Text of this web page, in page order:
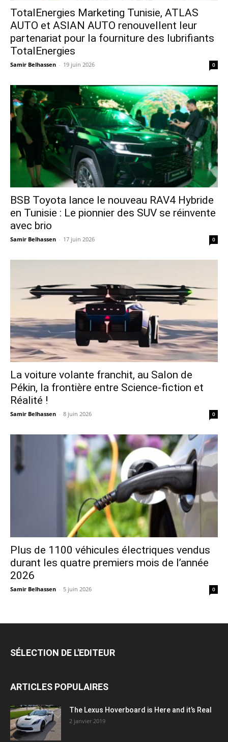
TotalEnergies Marketing Tunisie, ATLAS
AUTO et ASIAN AUTO renouvellent leur
partenariat pour la fourniture des lubrifiants
TotalEnergies
Samir Belhassen - 19 juin 2026 0
​BSB Toyota lance le nouveau RAV4 Hybride
en Tunisie : Le pionnier des SUV se réinvente
avec brio
Samir Belhassen - 17 juin 2026 0
La voiture volante franchit, au Salon de
Pékin, la frontière entre Science-fiction et
Réalité !
Samir Belhassen - 8 juin 2026 0
Plus de 1100 véhicules électriques vendus
durant les quatre premiers mois de l’année
2026
Samir Belhassen - 5 juin 2026 0
SÉLECTION DE L'EDITEUR
ARTICLES POPULAIRES
The Lexus Hoverboard is Here and it’s Real
2 janvier 2019